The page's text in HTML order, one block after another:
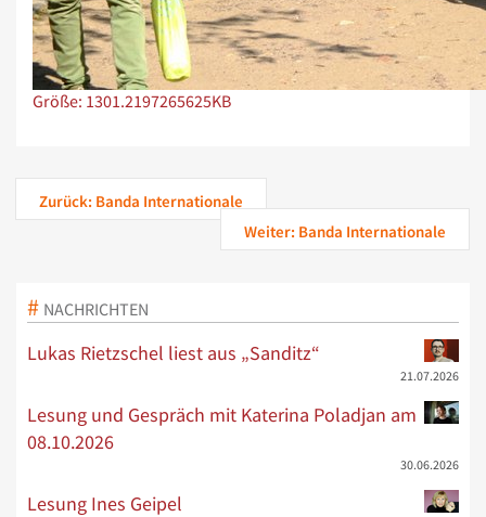
Zeige Bild in voller Größe…
Größe: 1301.2197265625KB
Zurück: Banda Internationale
Weiter: Banda Internationale
NACHRICHTEN
Lukas Rietzschel liest aus „Sanditz“
21.07.2026
Lesung und Gespräch mit Katerina Poladjan am
08.10.2026
30.06.2026
Lesung Ines Geipel